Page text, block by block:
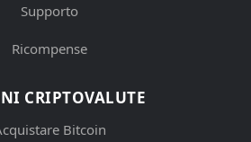
Supporto
Ricompense
CRIPTOVALUTE
Bitcoin